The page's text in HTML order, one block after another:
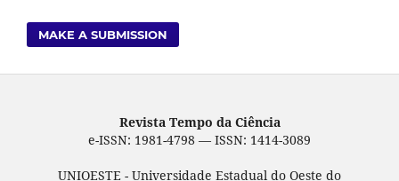
MAKE A SUBMISSION
Revista Tempo da Ciência
e-ISSN: 1981-4798 — ISSN: 1414-3089
UNIOESTE - Universidade Estadual do Oeste do